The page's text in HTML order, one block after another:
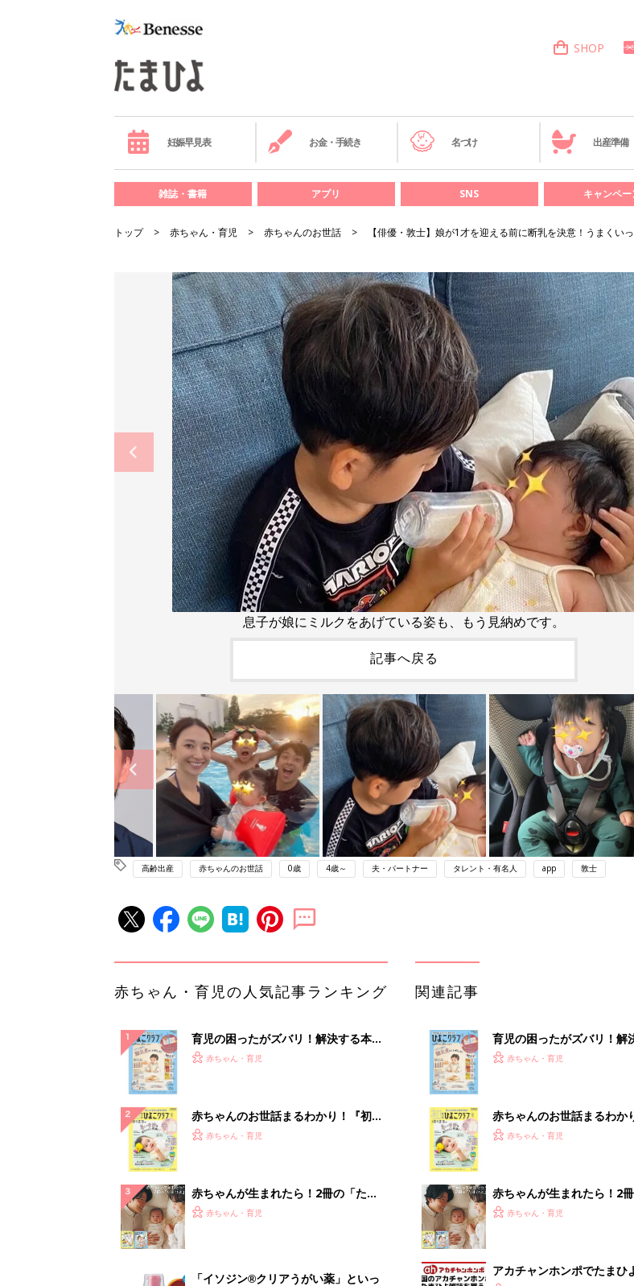
SHOP
妊娠早見表 お金・手続き 名づけ 出産準備
雑誌・書籍 アプリ SNS キャンペー
トップ 赤ちゃん・育児 赤ちゃんのお世話 【俳優・敦士】娘が1才を迎える前に断乳を決意！うまくい
息子が娘にミルクをあげている姿も、もう見納めです。
記事へ戻る
高齢出産 赤ちゃんのお世話 0歳 4歳～ 夫・パートナー タレント・有名人 app 敦士
赤ちゃん・育児の人気記事ランキング
育児の困ったがズバリ！解決する本
『ひよこクラブ 秋号』 4カ月～2才
赤ちゃん・育児
赤ちゃんのお世話まるわかり！『初め
てのひよこクラブ 夏号』〈巻頭大特
赤ちゃん・育児
赤ちゃんが生まれたら！2冊の「たま
ひよ」
赤ちゃん・育児
「イソジン®クリアうがい薬」といっ
関連記事
育児の困ったがズバリ！解
『ひよこクラブ 秋号』 4カ
赤ちゃん・育児
赤ちゃんのお世話まるわか
てのひよこクラブ 夏号』〈
赤ちゃん・育児
赤ちゃんが生まれたら！2
ひよ」
赤ちゃん・育児
アカチャンホンポでたまひ